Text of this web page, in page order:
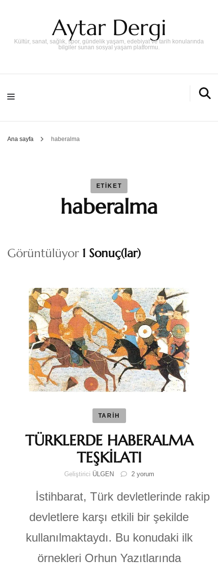
Aytar Dergi
Kültür, sanat, sağlık, spor, gündelik yaşam, edebiyat ve tarih konularında
bilgiler sunan sosyal yaşam platformu.
Ana sayfa haberalma
ETIKET
haberalma
Görüntülüyor 1 Sonuç(lar)
TARİH
TÜRKLERDE HABERALMA
TEŞKİLATI
Geliştirici ÜLGEN
TÜRKLERDE
TEŞKİLATI
için
2 yorum
İstihbarat, Türk devletlerinde rakip
devletlere karşı etkili bir şekilde
kullanılmaktaydı. Bu konudaki ilk
örnekleri Orhun Yazıtlarında